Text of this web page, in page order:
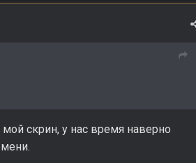
скрин, у нас время наверно